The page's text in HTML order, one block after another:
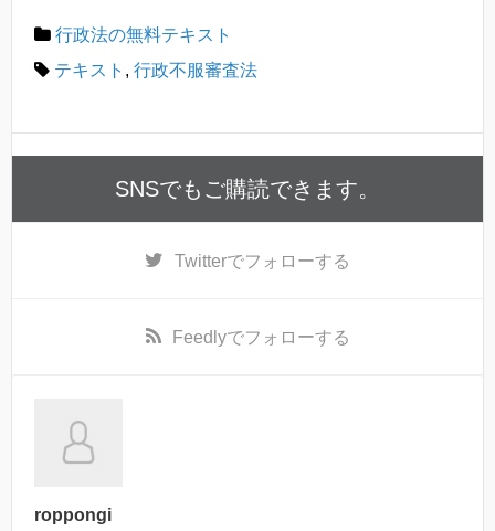
行政法の無料テキスト
テキスト , 行政不服審査法
SNSでもご購読できます。
Twitterでフォローする
Feedlyでフォローする
roppongi